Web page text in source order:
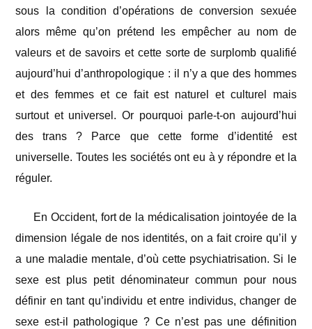
sous la condition d’opérations de conversion sexuée
alors même qu’on prétend les empêcher au nom de
valeurs et de savoirs et cette sorte de surplomb qualifié
aujourd’hui d’anthropologique : il n’y a que des hommes
et des femmes et ce fait est naturel et culturel mais
surtout et universel. Or pourquoi parle-t-on aujourd’hui
des trans ? Parce que cette forme d’identité est
universelle. Toutes les sociétés ont eu à y répondre et la
réguler.
En Occident, fort de la médicalisation jointoyée de la
dimension légale de nos identités, on a fait croire qu’il y
a une maladie mentale, d’où cette psychiatrisation. Si le
sexe est plus petit dénominateur commun pour nous
définir en tant qu’individu et entre individus, changer de
sexe est-il pathologique ? Ce n’est pas une définition